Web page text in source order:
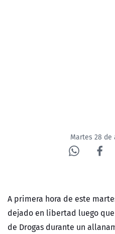
Martes 28 de
A primera hora de este
dejado en libertad luego
de Drogas durante un